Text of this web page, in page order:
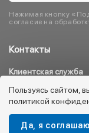
Контакты
Клиентская служба
8 800 333 08 45
info@kotofey.ru
Магазины в Москва
Нажимая кнопку
согласие на
Пользуясь сайтом,
политикой
Да, я